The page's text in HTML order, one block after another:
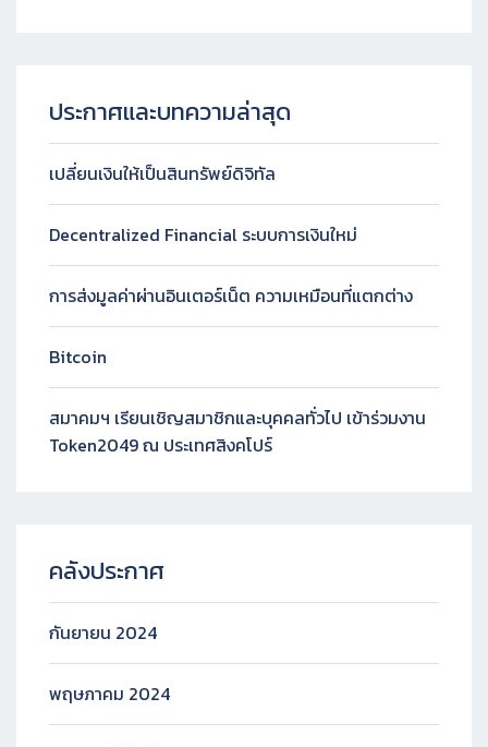
ประกาศและบทความล่าสุด
เปลี่ยนเงินให้เป็นสินทรัพย์ดิจิทัล
Decentralized Financial ระบบการเงินใหม่
การส่งมูลค่าผ่านอินเตอร์เน็ต ความเหมือนที่แตกต่าง
Bitcoin
สมาคมฯ เรียนเชิญสมาชิกและบุคคลทั่วไป เข้าร่วมงาน
Token2049 ณ ประเทศสิงคโปร์
คลังประกาศ
กันยายน 2024
พฤษภาคม 2024